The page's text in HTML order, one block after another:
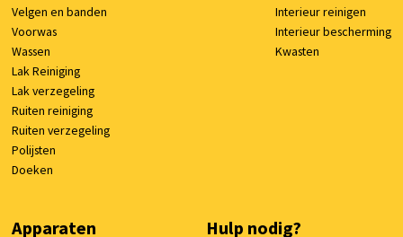
Velgen en banden
Voorwas
Wassen
Lak Reiniging
Lak verzegeling
Ruiten reiniging
Ruiten verzegeling
Polijsten
Doeken
Interieur reinigen
Interieur bescherming
Kwasten
Apparaten Hulp nodig?